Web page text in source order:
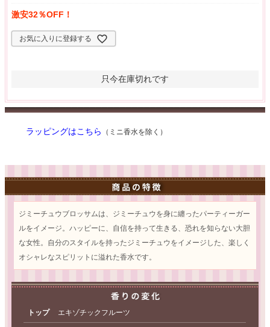
激安32％OFF！
お気に入りに登録する
只今在庫切れです
ラッピングはこちら （ミニ香水を除く）
ジミーチュウブロッサムは、ジミーチュウを身に纏ったパーティーガー
ルをイメージ。ハッピーに、自信を持って生きる、恐れを知らない大胆
な女性。自分のスタイルを持ったジミーチュウをイメージした、楽しく
オシャレなスピリットに溢れた香水です。
トップ エキゾチックフルーツ